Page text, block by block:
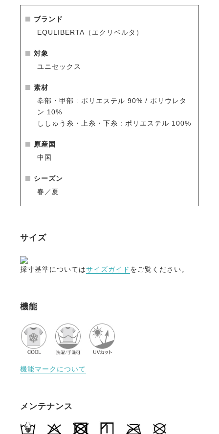
ープを採用、グローブの生地や他の衣類を傷める心配
を軽減。
・多くのスポーツやアウトドア製品で採用される、国
ブランド
EQULIBERTA（エクリベルタ）
対象
ユニセックス
素材
拳部・甲部 : ポリエステル 90% / ポリウレタ
ン 10%
ししゅう糸・上糸・下糸 : ポリエステル 100%
原産国
中国
シーズン
春／夏
サイズ
採寸基準についてはサイズガイド をご覧ください。
機能
機能マークについて
メンテナンス